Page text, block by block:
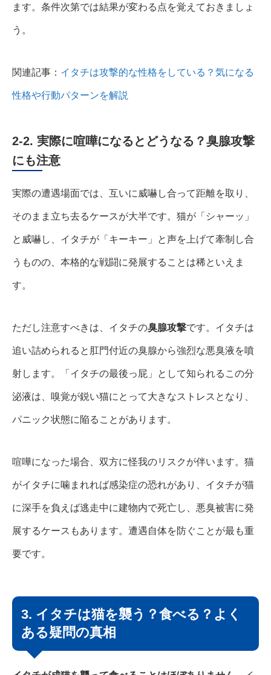
ます。条件次第では結果が変わる点を覚えておきましょ
う。
関連記事： イタチは攻撃的な性格をしている？気になる
性格や行動パターンを解説
2-2. 実際に喧嘩になるとどうなる？臭腺攻撃
にも注意
実際の遭遇場面では、互いに威嚇し合って距離を取り、
そのまま立ち去るケースが大半です。猫が「シャーッ」
と威嚇し、イタチが「キーキー」と声を上げて牽制し合
うものの、本格的な戦闘に発展することは稀といえま
す。
ただし注意すべきは、イタチの臭腺攻撃です。イタチは
追い詰められると肛門付近の臭腺から強烈な悪臭液を噴
射します。「イタチの最後っ屁」として知られるこの分
泌液は、嗅覚が鋭い猫にとって大きなストレスとなり、
パニック状態に陥ることがあります。
喧嘩になった場合、双方に怪我のリスクが伴います。猫
がイタチに噛まれれば感染症の恐れがあり、イタチが猫
に深手を負えば逃走中に建物内で死亡し、悪臭被害に発
展するケースもあります。遭遇自体を防ぐことが最も重
要です。
3. イタチは猫を襲う？食べる？よく
ある疑問の真相